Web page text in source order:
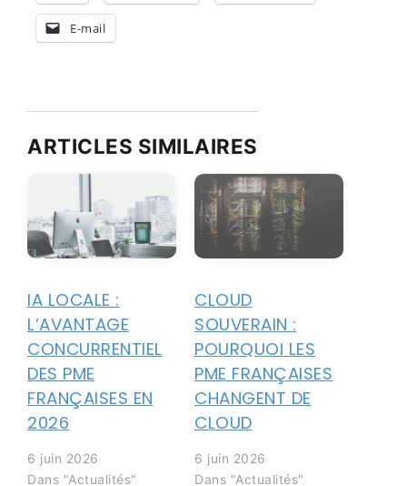
E-mail
ARTICLES SIMILAIRES
IA LOCALE :
L’AVANTAGE
CONCURRENTIEL
DES PME
FRANÇAISES EN
2026
6 juin 2026
Dans "Actualités"
CLOUD
SOUVERAIN :
POURQUOI LES
PME FRANÇAISES
CHANGENT DE
CLOUD
6 juin 2026
Dans "Actualités"